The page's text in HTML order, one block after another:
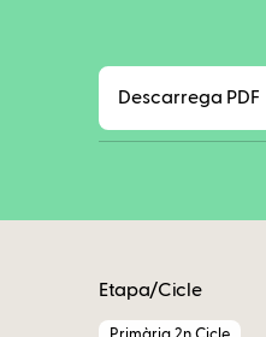
Descarrega PDF
Etapa/Cicle